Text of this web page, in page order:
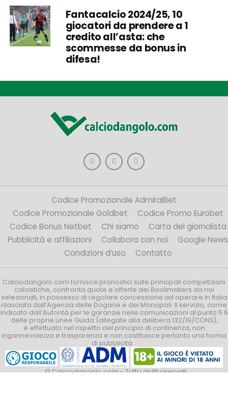
Fantacalcio 2024/25, 10
giocatori da prendere a 1
credito all’asta: che
scommesse da bonus in
difesa!
Codice Promozionale AdmiralBet
Codice Promozionale Goldbet
Codice Promo Eurobet
Codice Bonus Netbet
Chi siamo
Carta del giornalista
Pubblicità e affiliazioni
Collabora con noi
Google News
Condizioni d’uso
Contatto
Calciodangolo.com fornisce pronostici sulle principali competizioni
calcistiche, confronta quote e offerte dei Bookmakers da noi
selezionati, in possesso di regolare concessione ad operare in Italia
rilasciata dall’Agenzia delle Dogane e dei Monopoli. Il servizio, come
indicato dall’Autorità per le garanzie nelle comunicazioni al punto 5.6
delle proprie Linee Guida (allegate alla delibera 132/19/CONS),
è effettuato nel rispetto del principio di continenza, non
ingannevolezza e trasparenza e non costituisce pertanto una forma
di pubblicità.
© Calciodangolo.com - Tutti i diritti riservati